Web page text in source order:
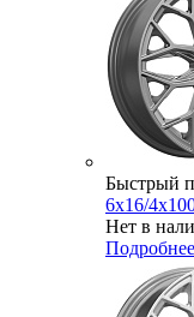
Быстрый
6x16/
Нет в
Подробнее